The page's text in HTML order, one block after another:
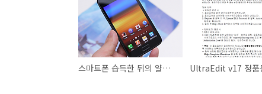
스마트폰 습득한 뒤의 얄궃은 보상심리